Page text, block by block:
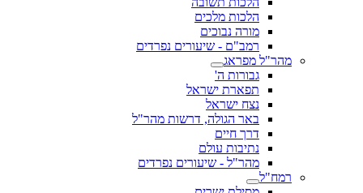
הלכות מלכים
מורה נבוכים
רמב"ם - שיעורים נפרדים
מהר"ל מפראג
גבורות ה'
תפארת ישראל
נצח ישראל
באר הגולה, דרשות מהר"ל
דרך חיים
נתיבות עולם
מהר"ל - שיעורים נפרדים
רמח"ל